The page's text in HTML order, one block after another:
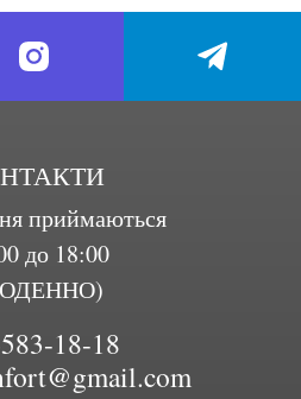
приймаються
до 18:00
18-18